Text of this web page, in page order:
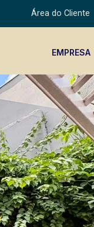
Área do Cliente
EMPRESA